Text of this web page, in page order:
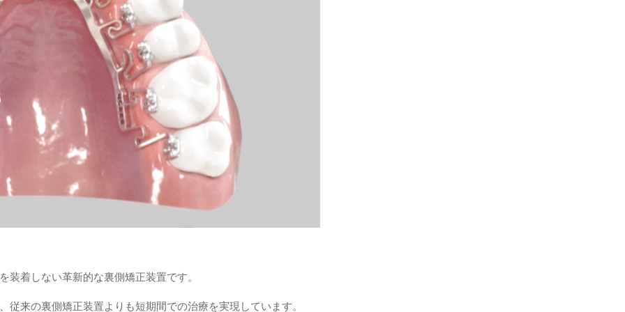
着しない革新的な裏側矯正装置です。
来の裏側矯正装置よりも短期間での治療を実現しています。